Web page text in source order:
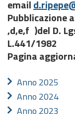
email
Pubblicazione
,d,e,f )del D.
L.441/1982
Pagina
Anno 2025
Anno 2024
Anno 2023